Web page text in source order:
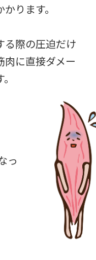
ります。
る際の圧迫だけ
肉に直接ダメー
っ